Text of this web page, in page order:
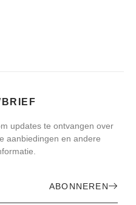
updates te ontvangen over
aanbiedingen en andere
ABONNEREN